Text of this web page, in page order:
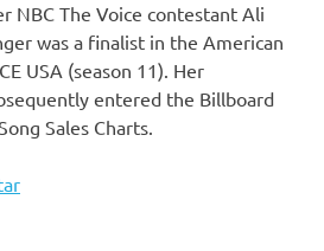
NBC The Voice contestant Ali
was a finalist in the American
USA (season 11). Her
entered the Billboard
Sales Charts.